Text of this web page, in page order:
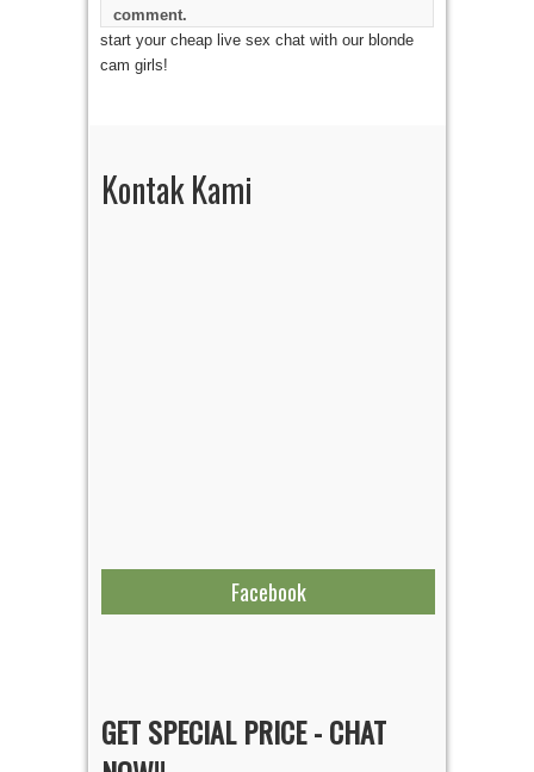
comment.
start your cheap live sex chat with our blonde
cam girls!
Kontak Kami
Facebook
GET SPECIAL PRICE - CHAT